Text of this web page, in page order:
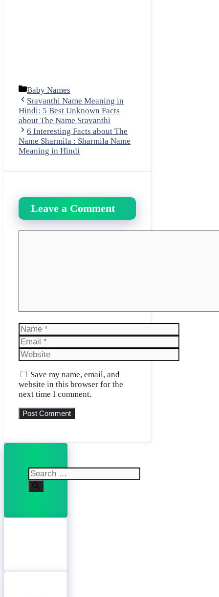
Categories
Baby Names
Sravanthi Name Meaning in
Hindi: 5 Best Unknown Facts
about The Name Sravanthi
6 Interesting Facts about The
Name Sharmila : Sharmila Name
Meaning in Hindi
Leave a Comment
Name
Email
Website
Save my name, email, and
website in this browser for the
next time I comment.
Search
for: